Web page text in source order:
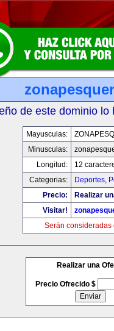
de este dominio lo
Mayusculas:
Minusculas:
Longitud:
12
Categorias:
Deportes,
Precio:
Realizar
Visitar!
Serán consideradas
Realizar una
Precio Ofrecido $